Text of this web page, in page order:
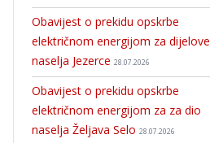
Obavijest o prekidu opskrbe
električnom energijom za dijelove
naselja Jezerce 28.07.2026
Obavijest o prekidu opskrbe
električnom energijom za za dio
naselja Željava Selo 28.07.2026